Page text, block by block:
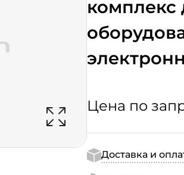
комплекс
Цена по
Доставка и